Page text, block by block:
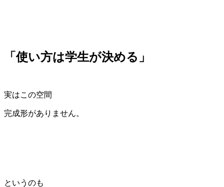
「使い方は学生が決める」
実はこの空間
完成形がありません。
というのも